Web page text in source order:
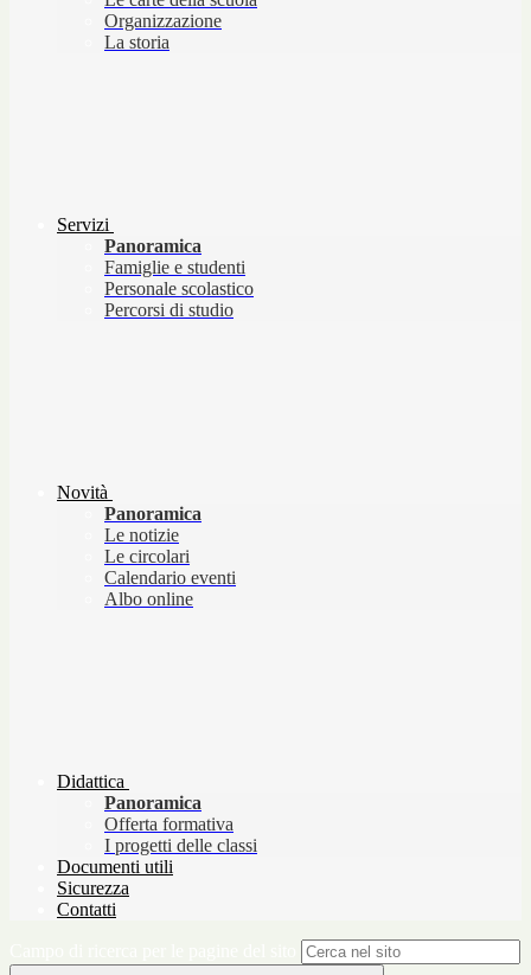
Organizzazione
La storia
Servizi
Panoramica
Famiglie e studenti
Personale scolastico
Percorsi di studio
Novità
Panoramica
Le notizie
Le circolari
Calendario eventi
Albo online
Didattica
Panoramica
Offerta formativa
I progetti delle classi
Documenti utili
Sicurezza
Contatti